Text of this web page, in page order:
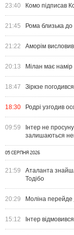
23:40 Комо підписав
21:45 Рома близька
21:22 Аморім
20:13 Мілан має намір
18:47 Зіркзе
18:30 Родрі узгодив
09:59
Інтер не
залишаються
05 СЕРПНЯ 2026
21:59
Аталанта
Тодібо
20:29 Моліна
15:12 Інтер